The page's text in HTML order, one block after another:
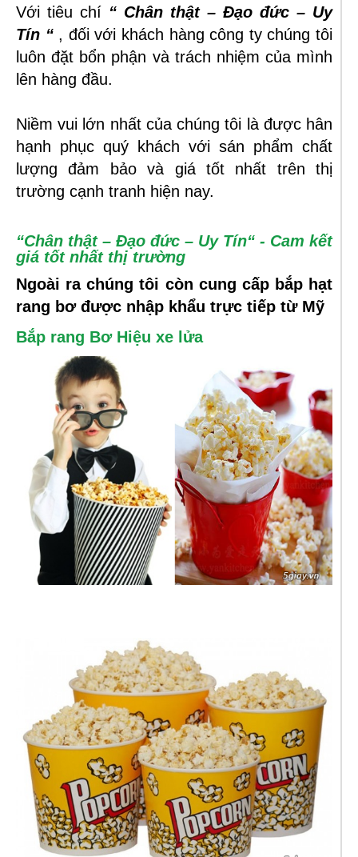
Với tiêu chí “ Chân thật – Đạo đức – Uy
Tín “ , đối với khách hàng công ty chúng tôi
luôn đặt bổn phận và trách nhiệm của mình
lên hàng đầu.
Niềm vui lớn nhất của chúng tôi là được hân
hạnh phục quý khách với sán phẩm chất
lượng đảm bảo và giá tốt nhất trên thị
trường cạnh tranh hiện nay.
“Chân thật – Đạo đức – Uy Tín“ - Cam kết
giá tốt nhất thị trường
Ngoài ra chúng tôi còn cung cấp bắp hạt
rang bơ được nhập khẩu trực tiếp từ Mỹ
Bắp rang Bơ Hiệu xe lửa